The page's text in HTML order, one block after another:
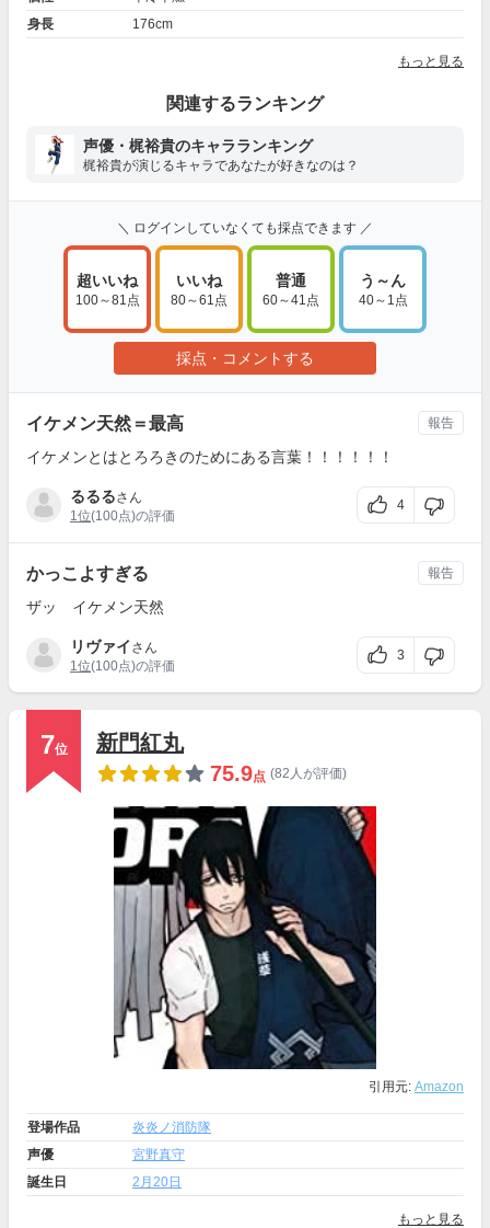
身長
176cm
もっと見る
関連するランキング
声優・梶裕貴のキャラランキング
梶裕貴が演じるキャラであなたが好きなのは？
＼ ログインしていなくても採点できます ／
超いいね
100～81点
いいね
80～61点
普通
60～41点
う～ん
40～1点
採点・コメントする
イケメン天然＝最高
イケメンとはとろろきのためにある言葉！！！！！！
るるるさん
1位(100点)の評価
4
報告
かっこよすぎる
ザッ イケメン天然
リヴァイ さん
1位(100点)の評価
3
報告
7位
新門紅丸
75.9点 (82人が評価)
引用元: Amazon
登場作品
炎炎ノ消防隊
声優
宮野真守
誕生日
2月20日
もっと見る